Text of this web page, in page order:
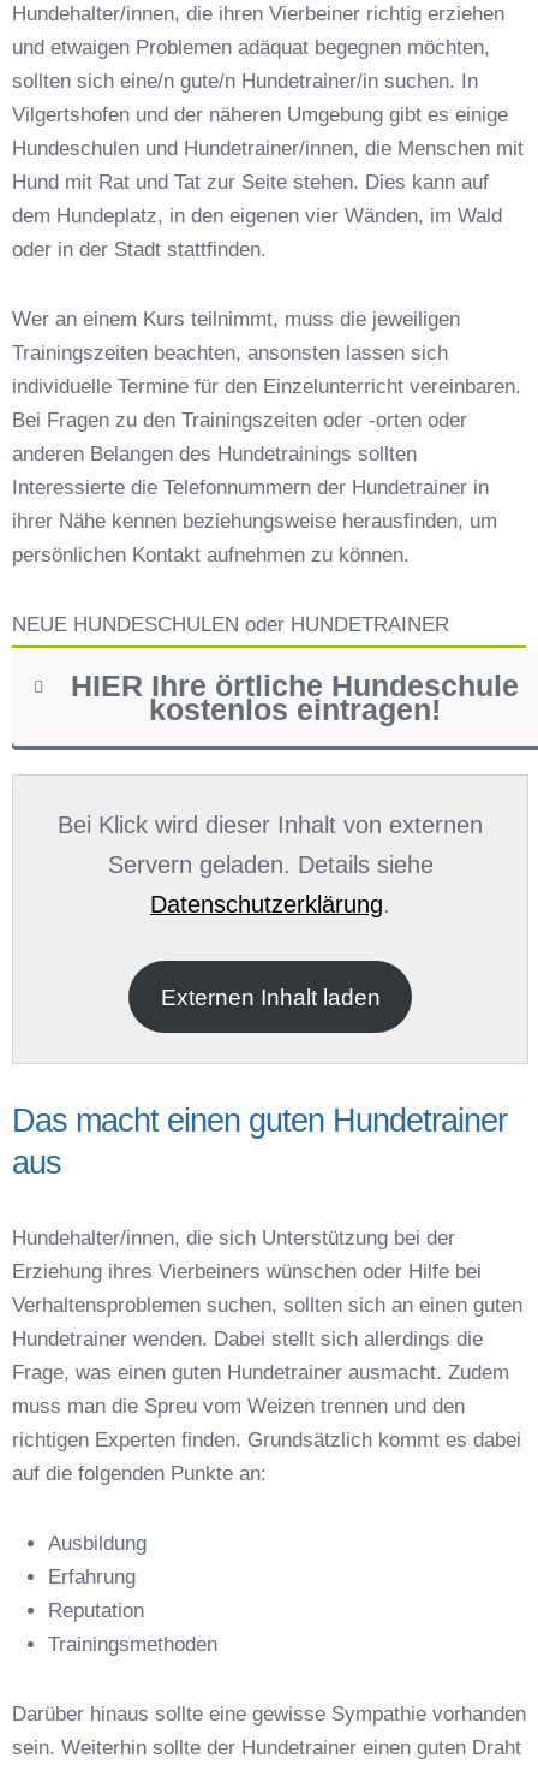
Hundetrainer Ausbildung in Vilgertshofen oder
online
Hundezubehör für das Training und
Hundespielzeug zur Beschäftigung
Preisvergleich der Hundeschulen in
Vilgertshofen
Hundeschulen vs. Hundesportvereine in
Vilgertshofen
Darum lohnt sich der Besuch einer
Hundeschule
Hundehalter/innen, die ihren Vierbeiner richtig erziehen
und etwaigen Problemen adäquat begegnen möchten,
sollten sich eine/n gute/n Hundetrainer/in suchen. In
Vilgertshofen und der näheren Umgebung gibt es einige
Hundeschulen und Hundetrainer/innen, die Menschen mit
Hund mit Rat und Tat zur Seite stehen. Dies kann auf
dem Hundeplatz, in den eigenen vier Wänden, im Wald
oder in der Stadt stattfinden.
Wer an einem Kurs teilnimmt, muss die jeweiligen
Trainingszeiten beachten, ansonsten lassen sich
individuelle Termine für den Einzelunterricht vereinbaren.
Bei Fragen zu den Trainingszeiten oder -orten oder
anderen Belangen des Hundetrainings sollten
Interessierte die Telefonnummern der Hundetrainer in
ihrer Nähe kennen beziehungsweise herausfinden, um
persönlichen Kontakt aufnehmen zu können.
NEUE HUNDESCHULEN oder HUNDETRAINER
HIER Ihre örtliche Hundeschule
kostenlos eintragen!
Anschrift
Bei Klick wird dieser Inhalt von externen
Servern geladen. Details siehe
Datenschutzerklärung.
Externen Inhalt laden
Das macht einen guten Hundetrainer
aus
Hundehalter/innen, die sich Unterstützung bei der
Erziehung ihres Vierbeiners wünschen oder Hilfe bei
Verhaltensproblemen suchen, sollten sich an einen guten
Hundetrainer wenden. Dabei stellt sich allerdings die
Frage, was einen guten Hundetrainer ausmacht. Zudem
muss man die Spreu vom Weizen trennen und den
richtigen Experten finden. Grundsätzlich kommt es dabei
auf die folgenden Punkte an:
Ausbildung
Erfahrung
Reputation
Trainingsmethoden
Darüber hinaus sollte eine gewisse Sympathie vorhanden
sein. Weiterhin sollte der Hundetrainer einen guten Draht